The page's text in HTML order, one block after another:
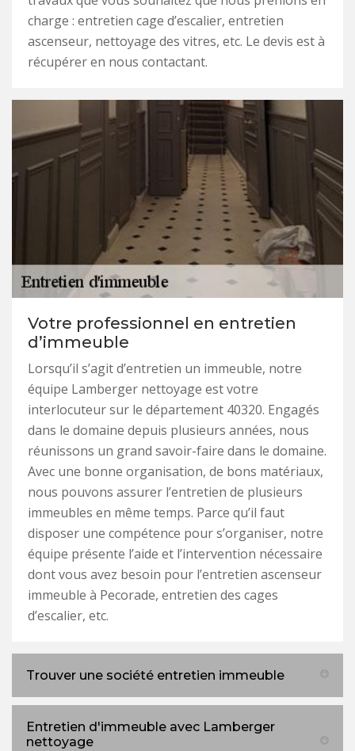
charge : entretien cage d’escalier, entretien
ascenseur, nettoyage des vitres, etc. Le devis est à
récupérer en nous contactant.
Votre professionnel en entretien
d’immeuble
Lorsqu’il s’agit d’entretien un immeuble, notre
équipe Lamberger nettoyage est votre
interlocuteur sur le département 40320. Engagés
dans le domaine depuis plusieurs années, nous
réunissons un grand savoir-faire dans le domaine.
Avec une bonne organisation, de bons matériaux,
nous pouvons assurer l’entretien de plusieurs
immeubles en même temps. Parce qu’il faut
disposer une compétence pour s’organiser, notre
équipe présente l’aide et l’intervention nécessaire
dont vous avez besoin pour l’entretien ascenseur
immeuble à Pecorade, entretien des cages
d’escalier, etc.
Trouver une société entretien immeuble
Entretien d'immeuble avec Lamberger
nettoyage